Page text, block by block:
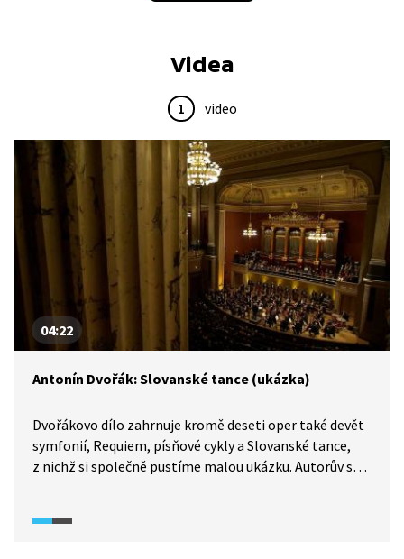
Videa
1 video
04:22
Antonín Dvořák: Slovanské tance (ukázka)
Dvořákovo dílo zahrnuje kromě deseti oper také devět
symfonií, Requiem, písňové cykly a Slovanské tance,
z nichž si společně pustíme malou ukázku. Autorův styl
po patos. Vždy se ale snažil o takzvanou „lidovou notu"